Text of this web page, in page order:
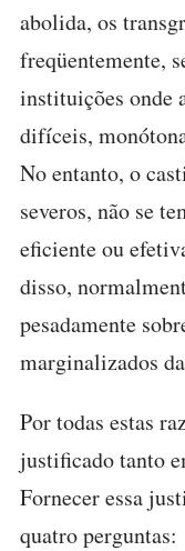
abolida, os
freqüentemente,
instituições onde
difíceis,
No entanto, o
severos, não se
eficiente ou
disso,
pesadamente
marginalizados
Por todas estas
justificado tanto
Fornecer essa
quatro perguntas: